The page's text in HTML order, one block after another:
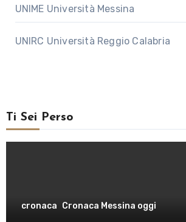
UNIME Università Messina
UNIRC Università Reggio Calabria
Ti Sei Perso
cronaca Cronaca Messina oggi